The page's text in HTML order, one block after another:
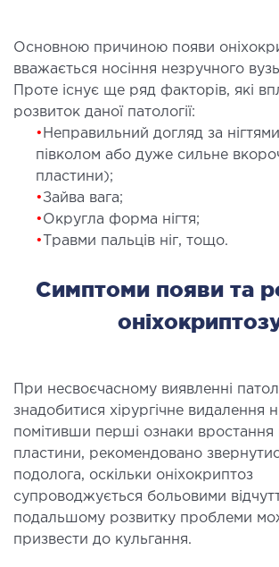
і нутриціологія
терапія
горла і гортані
І ЛОР-ХІРУРГІЯ
лікування порожнини носа
пазух
лікування захворювань та
і глотки
Основною причиною появи
вважається носіння незручного
Проте існує ще ряд факторів, які
розвиток даної патології:
• Неправильний догляд за
півколом або дуже сильне
пластини);
• Зайва вага;
• Округла форма нігтя;
•
Травми пальців ніг, тощо.
Симптоми появи та
При несвоєчасному виявленні
знадобитися хірургічне видалення
помітивши перші ознаки вростання
пластини, рекомендовано
подолога, оскільки оніхокриптоз
супроводжується больовими
подальшому розвитку проблеми
призвести до кульгання.